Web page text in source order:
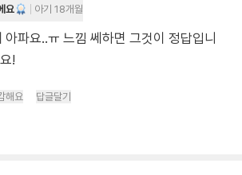
요 아기 18개월
파요..ㅠ 느낌 쎄하면 그것이 정답입니
!
해요 답글달기